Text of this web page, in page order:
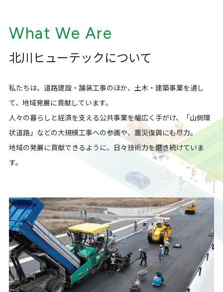
What We Are
北川ヒューテックについて
私たちは、道路建設・舗装工事のほか、土木・建築事業を通し
て、地域発展に貢献しています。
人々の暮らしと経済を支える公共事業を幅広く手がけ、「山側環
状道路」などの大規模工事への参画や、震災復興にも尽力。
地域の発展に貢献できるように、日々技術力を磨き続けていま
す。